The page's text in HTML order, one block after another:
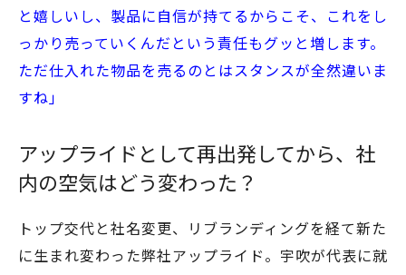
と嬉しいし、製品に自信が持てるからこそ、これをし
っかり売っていくんだという責任もグッと増します。
ただ仕入れた物品を売るのとはスタンスが全然違いま
すね」
アップライドとして再出発してから、社
内の空気はどう変わった？
トップ交代と社名変更、リブランディングを経て新た
に生まれ変わった弊社アップライド。宇吹が代表に就